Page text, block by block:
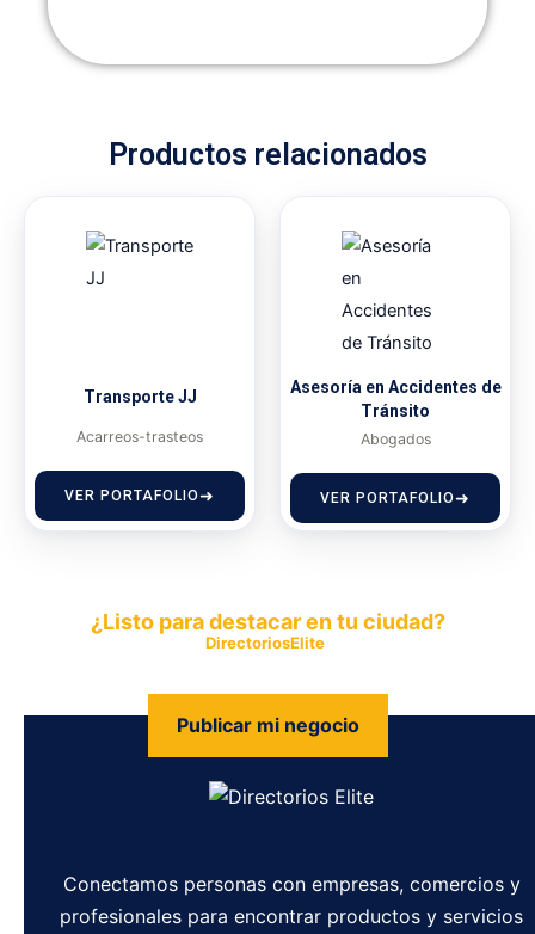
Productos relacionados
Transporte JJ
Acarreos-trasteos
VER PORTAFOLIO
Asesoría en Accidentes de
Tránsito
Abogados
VER PORTAFOLIO
¿Listo para destacar en tu ciudad?
DirectoriosElite
Publicar mi negocio
Conectamos personas con empresas, comercios y
profesionales para encontrar productos y servicios